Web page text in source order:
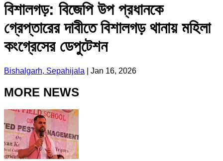
বিশালগড়: বিজেপি উপ প্রধানকে
গ্রেপ্তারের দাবীতে বিশালগড় থানায় মহিলা
কংগ্রেসের ডেপুটেশন
Bishalgarh, Sepahijala Jan 16, 2026
MORE NEWS